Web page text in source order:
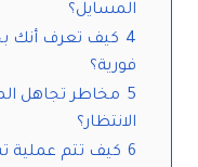
المسايل؟
4 كيف تعرف أنك
فورية؟
5 مخاطر تجاهل
الانتظار؟
6 كيف تتم عملية